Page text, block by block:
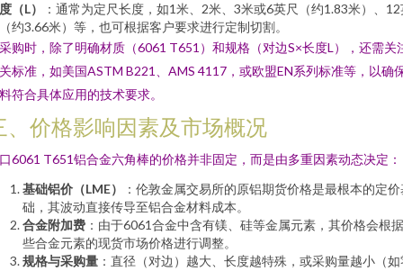
（L）
：通常为定尺长度，如1米、2米、3米或6英尺（约1.83米）、12
约3.66米）等，也可根据客户要求进行定制切割。
购时，除了明确材质（6061 T651）和规格（对边S×长度L），还需关
标准，如美国ASTM B221、AMS 4117，或欧盟EN系列标准等，以确
符合具体应用的技术要求。
、价格影响因素及市场概况
6061 T651铝合金六角棒的价格并非固定，而是由多重因素动态决定：
基础铝价（LME）
：伦敦金属交易所的原铝期货价格是最根本的定
础，其波动直接传导至铝合金材料成本。
合金附加费 ：由于6061合金中含有镁、硅等金属元素，其价格会根
些合金元素的现货市场价格进行调整。
规格与采购量 ：直径（对边）越大、长度越特殊，或采购量越小（如